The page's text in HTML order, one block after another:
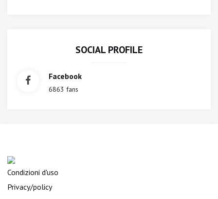
SOCIAL PROFILE
Facebook
6863 fans
Condizioni d'uso
Privacy/policy